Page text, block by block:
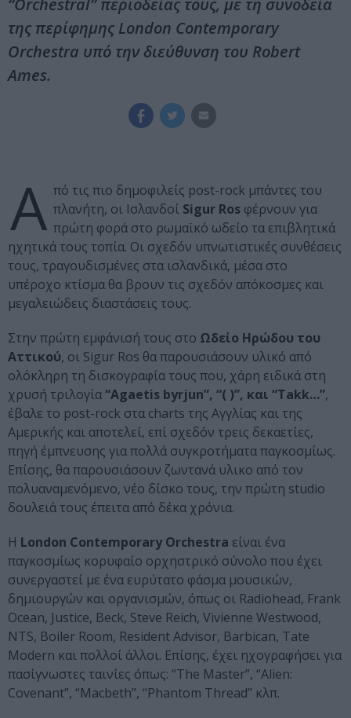
“Orchestral” περιοδείας τους, με τη συνοδεία
της περίφημης London Contemporary
Orchestra υπό την διεύθυνση του Robert
Ames.
Α πό τις πιο δημοφιλείς post-rock μπάντες του
πλανήτη, οι Ισλανδοί Sigur Ros φέρνουν για
πρώτη φορά στο ρωμαϊκό ωδείο τα επιβλητικά
ηχητικά τους τοπία. Οι σχεδόν υπνωτιστικές συνθέσεις
τους, τραγουδισμένες στα ισλανδικά, μέσα στο
υπέροχο κτίσμα θα βρουν τις σχεδόν απόκοσμες και
μεγαλειώδεις διαστάσεις τους.
Στην πρώτη εμφάνισή τους στο Ωδείο Ηρώδου του
Αττικού, οι Sigur Ros θα παρουσιάσουν υλικό από
ολόκληρη τη δισκογραφία τους που, χάρη ειδικά στη
χρυσή τριλογία“Agaetis byrjun”, “( )”, και “Takk…”,
έβαλε το post-rock στα charts της Αγγλίας και της
Αμερικής και αποτελεί, επί σχεδόν τρεις δεκαετίες,
πηγή έμπνευσης για πολλά συγκροτήματα παγκοσμίως.
Επίσης, θα παρουσιάσουν ζωντανά υλικο από τον
πολυαναμενόμενο, νέο δίσκο τους, την πρώτη studio
δουλειά τους έπειτα από δέκα χρόνια.
Η London Contemporary Orchestra είναι ένα
παγκοσμίως κορυφαίο ορχηστρικό σύνολο που έχει
συνεργαστεί με ένα ευρύτατο φάσμα μουσικών,
δημιουργών και οργανισμών, όπως οι Radiohead, Frank
Ocean, Justice, Beck, Steve Reich, Vivienne Westwood,
NTS, Boiler Room, Resident Advisor, Barbican, Tate
Modern και πολλοί άλλοι. Επίσης, έχει ηχογραφήσει για
πασίγνωστες ταινίες όπως: “The Master”, “Alien:
Covenant”, “Macbeth”, “Phantom Thread” κλπ.